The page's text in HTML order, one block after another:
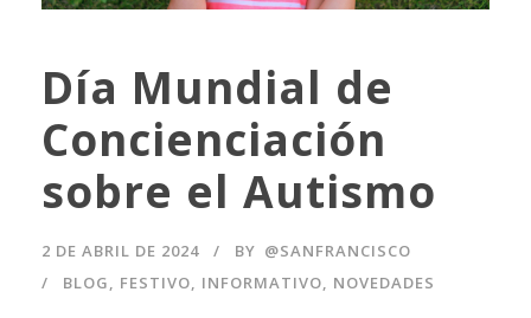
Día Mundial de
Concienciación
sobre el Autismo
2 DE ABRIL DE 2024 BY @SANFRANCISCO
BLOG, FESTIVO, INFORMATIVO, NOVEDADES